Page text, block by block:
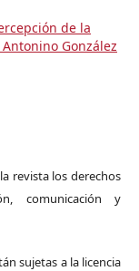
de la
González
revista los derechos
comunicación y
sujetas a la licencia